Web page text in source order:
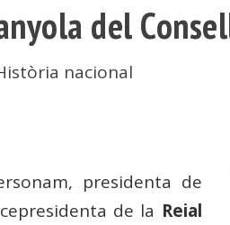
del
nacional
presidenta de
de la Reial